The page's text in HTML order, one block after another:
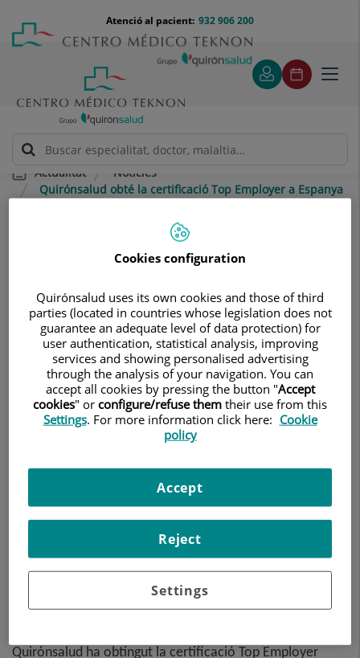
contingut
Menú
teléfono
cabecera
932 906 200
Atenció al pacient:
Actualitat
Notícies
Quirónsalud obté la certificació Top Employer a Espanya
Quirónsalud obté la certificació Top
Employer a Espanya per segon any
consecutiu
17 de gener 2023 QUIRÓNSALUD
Quirónsalud ha obtingut la certificació Top Employer
Cookies configuration
Quirónsalud uses its own cookies and those of third
parties (located in countries whose legislation does not
guarantee an adequate level of data protection) for
user authentication, statistical analysis, improving
services and showing personalised advertising
through the analysis of your navigation. You can
accept all cookies by pressing the button "Accept
cookies" or configure/refuse them their use from this
Settings. For more information click here: Cookie
policy
Settings
Reject
Accept